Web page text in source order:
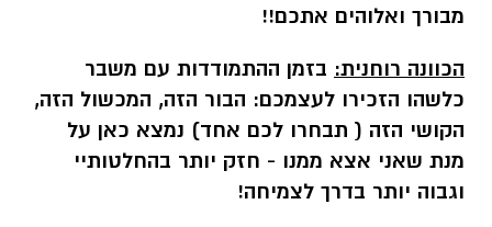
מבורך ואלוהים אתכם!!
הכוונה רוחנית: בזמן ההתמודדות עם משבר
כלשהו הזכירו לעצמכם: הבור הזה, המכשול הזה,
הקושי הזה ( תבחרו לכם אחד) נמצא כאן על
מנת שאני אצא ממנו - חזק יותר בהחלטותיי
וגבוה יותר בדרך לצמיחה!